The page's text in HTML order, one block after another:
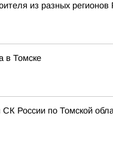
из разных регионов
в Томске
России по Томской